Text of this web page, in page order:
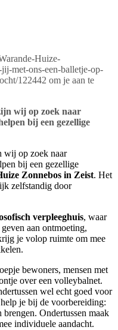
Huize-
met-ons-een-balletje-op-
122442 om je aan te
wij op zoek naar
bij een gezellige
wij op zoek naar
bij een gezellige
Zonnebos in Zeist. Het
zelfstandig door
verpleeghuis, waar
aan ontmoeting,
je volop ruimte om mee
bewoners, mensen met
over een volleybalnet.
wel echt goed voor
je bij de voorbereiding:
brengen. Ondertussen maak
individuele aandacht.